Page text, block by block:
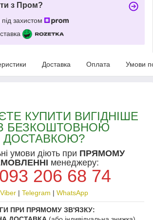
з Пром?
захистом
Доставка Оплата Умови
КУПИТИ ВИГІДНІШЕ
БЕЗКОШТОВНОЮ
ДОСТАВКОЮ?
умови діють при ПРЯМОМУ
менеджеру:
206 68 74
Viber| Telegram | WhatsApp
ПРИ ПРЯМОМУ ЗВ'ЯЗКУ: